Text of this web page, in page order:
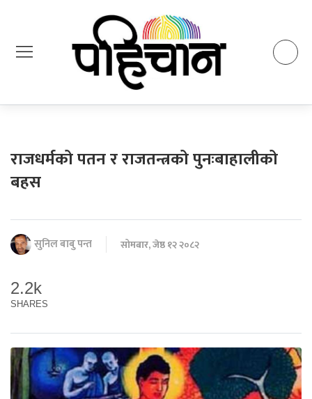
राजधर्मको पतन र राजतन्त्रको पुनःबाहालीको
बहस
सुनिल बाबु पन्त सोमबार, जेष्ठ १२ २०८२
2.2k
SHARES